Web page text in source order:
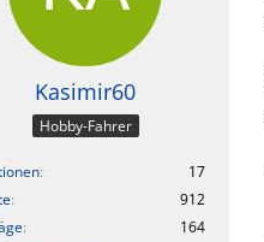
Kasimir60
Hobby-Fahrer
17
912
164